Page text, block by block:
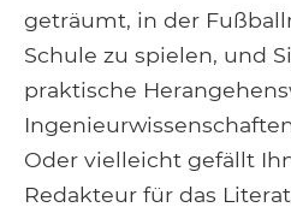
geträumt, in der
Schule zu spielen, und
praktische
Oder vielleicht gefällt
Redakteur für das